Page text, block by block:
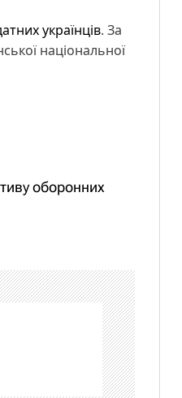
українців. За
національної
оборонних